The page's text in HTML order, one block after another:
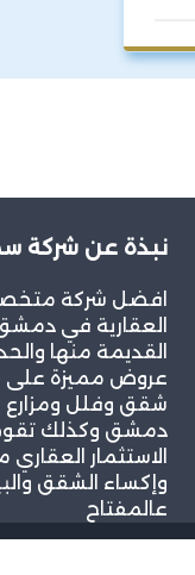
نبذة عن شركة
افضل شركة
العقارية في
القديمة منها
عروض مميزة على
شقق وفلل
دمشق وكذلك
الاستثمار
وإكساء الشقق
عالمفتاح